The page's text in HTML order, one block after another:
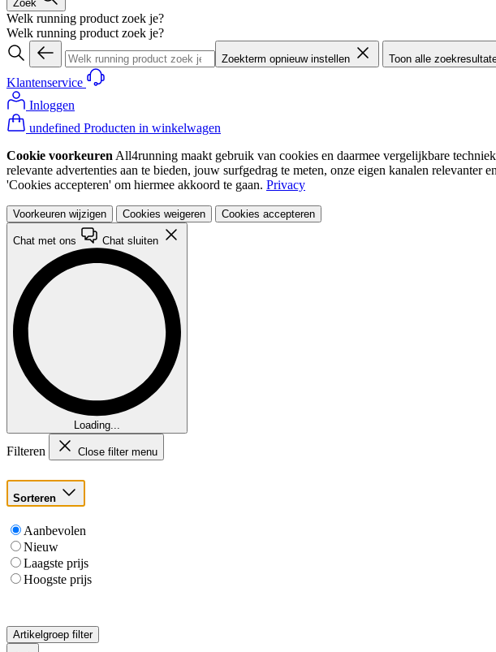
Zoek
Welk running product zoek je?
Welk running product zoek je?
Zoekterm opnieuw instellen Toon alle
Klantenservice
Inloggen
undefined Producten in winkelwagen
Cookie voorkeuren All4running maakt gebruik van cookies en daarmee vergelijkbare
relevante advertenties aan te bieden, jouw surfgedrag te meten, onze eigen kanalen
'Cookies accepteren' om hiermee akkoord te gaan. Privacy
Voorkeuren wijzigen Cookies weigeren Cookies accepteren
Chat met ons Chat sluiten
Loading...
Filteren Close filter menu
Sorteren
Aanbevolen
Nieuw
Laagste prijs
Hoogste prijs
Artikelgroep filter